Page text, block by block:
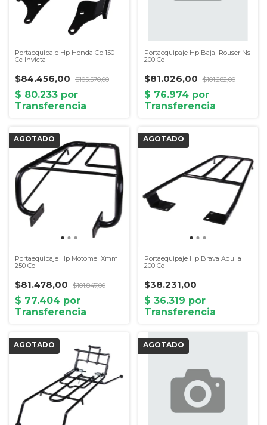
Portaequipaje Hp Honda Cb 150
Cc Invicta
$84.456,00 $105.570,00
Portaequipaje Hp Bajaj Rouser Ns
200 Cc
$81.026,00 $101.282,00
Portaequipaje Hp Motomel Xmm
250 Cc
$81.478,00 $101.847,00
Portaequipaje Hp Brava Aquila
200 Cc
$38.231,00